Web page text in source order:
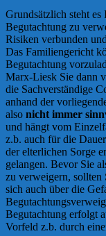
Grundsätzlich steht
Begutachtung zu
Risiken verbunden
Das Familiengericht
Begutachtung
Marx-Liesk Sie dann
die Sachverständige
anhand der
also nicht immer
und hängt vom
z.b. auch für die
der elterlichen Sorge
gelangen. Bevor Sie
zu verweigern, sollten
sich auch über die
Begutachtung erfolgt
Vorfeld z.b. durch